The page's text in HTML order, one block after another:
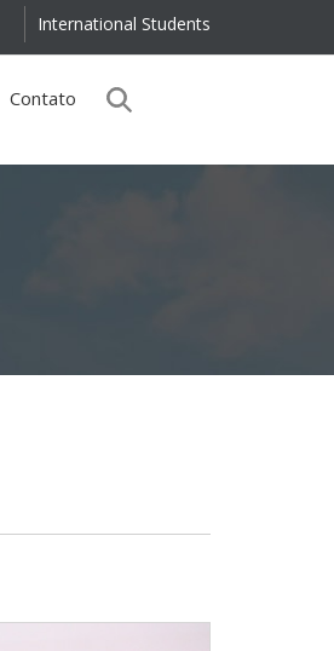
International Students
Contato